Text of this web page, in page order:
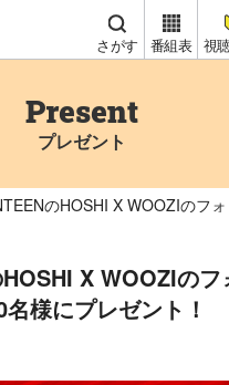
TBS チャンネル
さがす 番組表 視
Present
プレゼント
のHOSHI X WOOZIのフ
X WOOZIのフ
様にプレゼント！